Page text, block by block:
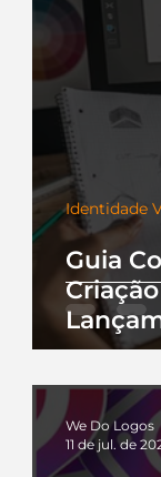
Guia
Identidade
We Do Logos
11 de jul. de